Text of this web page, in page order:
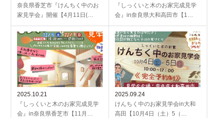
奈良県香芝市『けんちく中のお
家見学会』開催【4月11日(…
『しっくいと木のお家完成見学
会』in奈良県大和高田市【1…
2025.10.21
『しっくいと木のお家完成見学
会』in奈良県香芝市【11月…
2025.09.24
けんちく中のお家見学会in大和
高田【10月4日（土）5（…